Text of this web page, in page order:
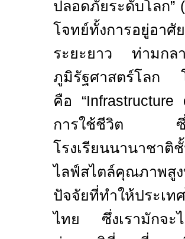
ปลอดภัยระดับโลก” (
โจทย์ทั้งการอยู่อา
ระยะยาว ท่ามกลา
ภูมิรัฐศาสตร์โลก
คือ “Infrastructure
การใช้ชีวิต ซึ่งร
โรงเรียนนานาชา
ไลฟ์สไตล์คุณภาพสู
ปัจจัยที่ทำให้ประเ
ไทย ซึ่งเรามักจะไ